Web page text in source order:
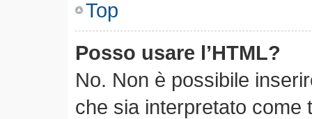
Top
Posso usare l’HTML?
No. Non è possibile
che sia interpretato come